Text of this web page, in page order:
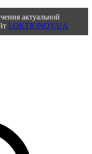
актуальной
LOKTIONOV.UA